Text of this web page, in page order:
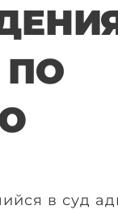
в суд